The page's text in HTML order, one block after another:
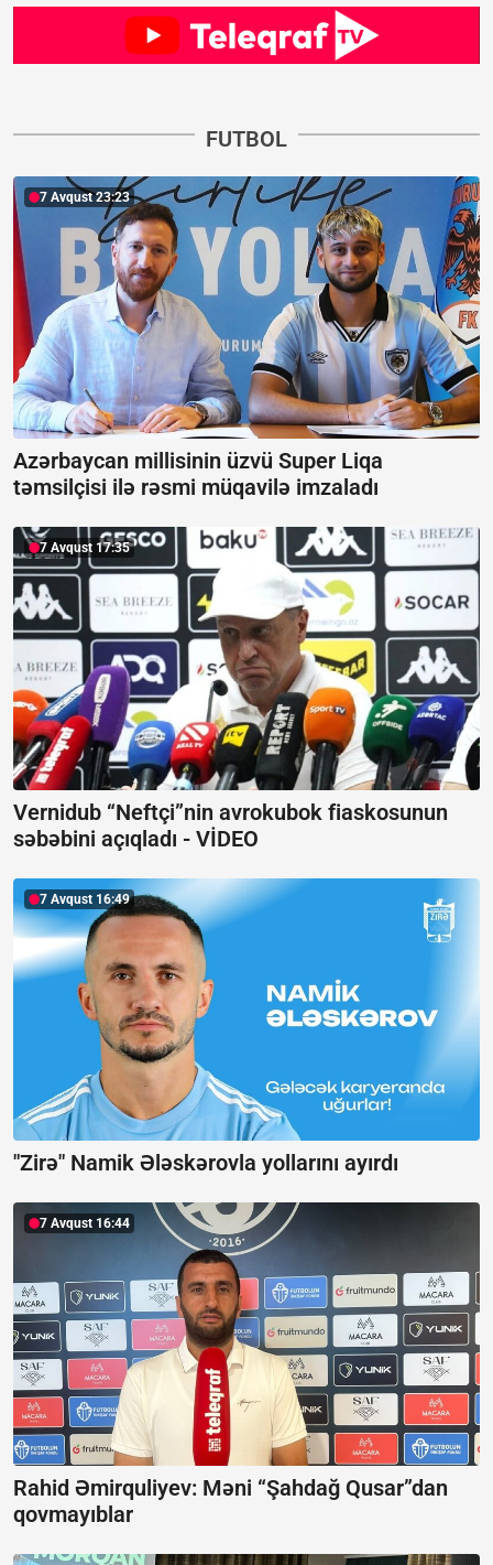
FUTBOL
7 Avqust 23:23
Azərbaycan millisinin üzvü Super Liqa
təmsilçisi ilə rəsmi müqavilə imzaladı
7 Avqust 17:35
Vernidub “Neftçi”nin avrokubok fiaskosunun
səbəbini açıqladı - VİDEO
7 Avqust 16:49
"Zirə" Namik Ələskərovla yollarını ayırdı
7 Avqust 16:44
Rahid Əmirquliyev: Məni “Şahdağ Qusar”dan
qovmayıblar